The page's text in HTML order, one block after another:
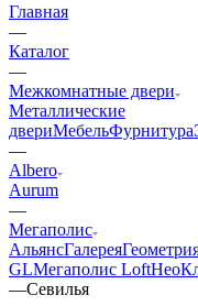
Главная
—
Каталог
—
Межкомнатные двери
Металлические
двериМебельФурнитура
—
Albero
Aurum
—
Мегаполис
АльянсГалерея
GLМегаполис Loft
—Севилья